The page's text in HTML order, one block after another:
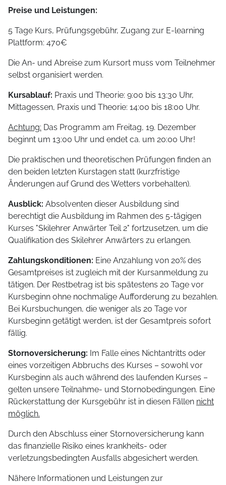
Preise und Leistungen:
5 Tage Kurs, Prüfungsgebühr, Zugang zur E-learning
Plattform: 470€
Die An- und Abreise zum Kursort muss vom Teilnehmer
selbst organisiert werden.
Kursablauf: Praxis und Theorie: 9:00 bis 13:30 Uhr,
Mittagessen, Praxis und Theorie: 14:00 bis 18:00 Uhr.
Achtung: Das Programm am Freitag, 19. Dezember
beginnt um 13:00 Uhr und endet ca. um 20:00 Uhr!
Die praktischen und theoretischen Prüfungen finden an
den beiden letzten Kurstagen statt (kurzfristige
Änderungen auf Grund des Wetters vorbehalten).
Ausblick: Absolventen dieser Ausbildung sind
berechtigt die Ausbildung im Rahmen des 5-tägigen
Kurses "Skilehrer Anwärter Teil 2" fortzusetzen, um die
Qualifikation des Skilehrer Anwärters zu erlangen.
Zahlungskonditionen: Eine Anzahlung von 20% des
Gesamtpreises ist zugleich mit der Kursanmeldung zu
tätigen. Der Restbetrag ist bis spätestens 20 Tage vor
Kursbeginn ohne nochmalige Aufforderung zu bezahlen.
Bei Kursbuchungen, die weniger als 20 Tage vor
Kursbeginn getätigt werden, ist der Gesamtpreis sofort
fällig.
Stornoversicherung: Im Falle eines Nichtantritts oder
eines vorzeitigen Abbruchs des Kurses – sowohl vor
Kursbeginn als auch während des laufenden Kurses –
gelten unsere Teilnahme- und Stornobedingungen. Eine
Rückerstattung der Kursgebühr ist in diesen Fällen nicht
möglich.
Durch den Abschluss einer Stornoversicherung kann
das finanzielle Risiko eines krankheits- oder
verletzungsbedingten Ausfalls abgesichert werden.
Nähere Informationen und Leistungen zur